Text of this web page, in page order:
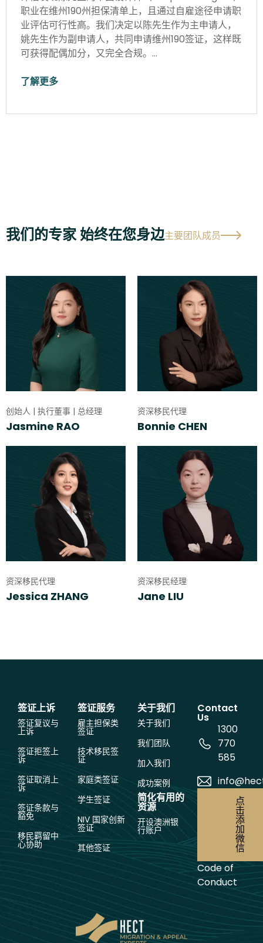
职业在维州190州担保清单上，且通过自雇途径申请职
业评估可行性高。我们决定以陈先生作为主申请人，
姚先生作为副申请人，共同申请维州190签证，这样既
可获得配偶加分，又完全合规。…
了解更多
我们的专家 始终在您身边主要团队成员
创始人 | 执行董事 | 总经理
Jasmine RAO
资深移民代理
Bonnie CHEN
资深移民代理
Jessica ZHANG
资深移民经理
Jane LIU
签证上诉
签证复议与
上诉
签证拒签上
诉
签证取消上
诉
签证条款与
豁免
移民羁留中
心协助
签证服务
雇主担保类
签证
技术移民签
证
家庭类签证
学生签证
NIV 国家创新
签证
其他签证
关于我们
关于我们
我们团队
加入我们
成功案例
简化有用的
资源
开设澳洲银
行账户
Contact
Us
1300
770
585
点
击
添
加
微
信
Code of
Conduct